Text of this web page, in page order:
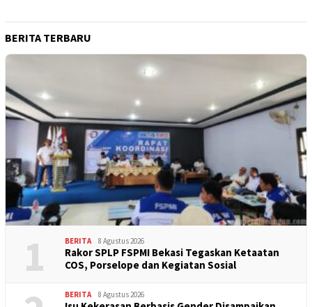
BERITA TERBARU
1 BERITA 8 Agustus 2026
Rakor SPLP FSPMI Bekasi Tegaskan Ketaatan
COS, Porselope dan Kegiatan Sosial
BERITA 8 Agustus 2026